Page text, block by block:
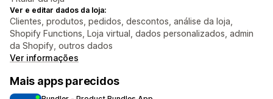
Ver e editar dados da loja:
Clientes, produtos, pedidos, descontos, análise da loja,
Shopify Functions, Loja virtual, dados personalizados, admin
da Shopify, outros dados
Ver informações
Mais apps parecidos